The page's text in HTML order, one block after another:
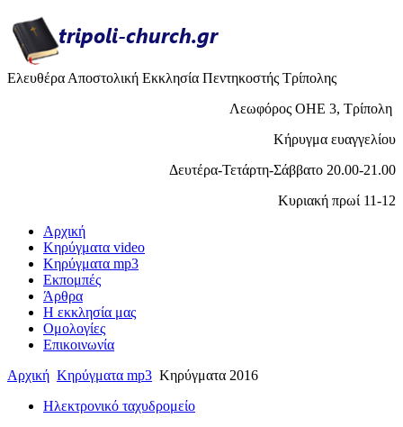
Ελευθέρα Αποστολική Εκκλησία Πεντηκοστής Τρίπολης
Λεωφόρος ΟΗΕ 3, Τρίπολη
Κήρυγμα ευαγγελίου
Δευτέρα-Τετάρτη-Σάββατο 20.00-21.00
Κυριακή πρωί 11-12
Αρχική
Κηρύγματα video
Κηρύγματα mp3
Εκπομπές
Άρθρα
H εκκλησία μας
Ομολογίες
Επικοινωνία
Αρχική Κηρύγματα mp3 Κηρύγματα 2016
Ηλεκτρονικό ταχυδρομείο